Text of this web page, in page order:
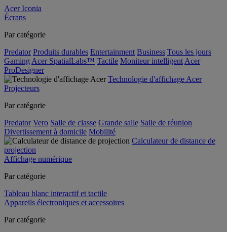
Acer Iconia
Écrans
Par catégorie
Predator Produits durables Entertainment Business Tous les jours
Gaming Acer SpatialLabs™ Tactile Moniteur intelligent Acer
ProDesigner
Technologie d'affichage Acer
Projecteurs
Par catégorie
Predator Vero Salle de classe Grande salle Salle de réunion
Divertissement à domicile Mobilité
Calculateur de distance de
projection
Affichage numérique
Par catégorie
Tableau blanc interactif et tactile
Appareils électroniques et accessoires
Par catégorie